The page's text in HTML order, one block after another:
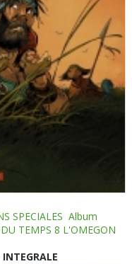
SPECIALES Album
TEMPS 8 L'OMEGON